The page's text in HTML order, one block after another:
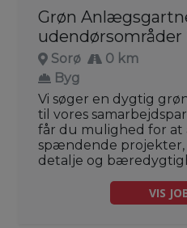
Grøn
udendørsområder
Sorø
0 km
Byg
Vi søger en dygtig
til vores
får du mulighed for at
spændende projekter,
detalje og
VIS